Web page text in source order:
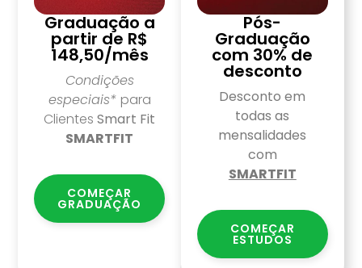
Graduação a
partir de R$
148,50/mês
Condições
especiais* para
ClientesSmart Fit
SMARTFIT
COMEÇAR
GRADUAÇÃO
Pós-
Graduação
com 30% de
desconto
Desconto em
todas as
mensalidades
com
SMARTFIT
COMEÇAR
ESTUDOS